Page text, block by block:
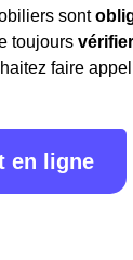
sont
toujours
faire
en ligne